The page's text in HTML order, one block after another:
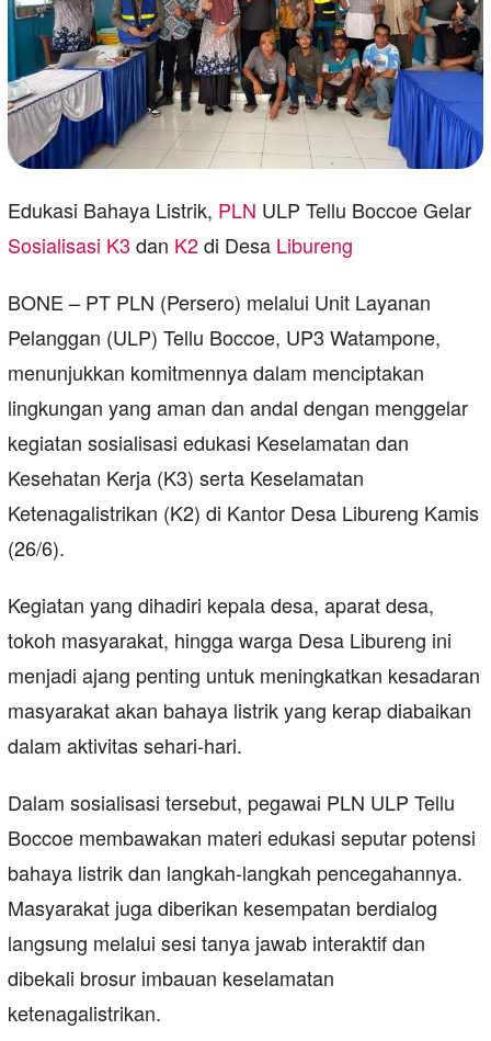
Edukasi Bahaya Listrik, PLN ULP Tellu Boccoe Gelar
Sosialisasi K3 dan K2di Desa Libureng
BONE – PT PLN (Persero) melalui Unit Layanan
Pelanggan (ULP) Tellu Boccoe, UP3 Watampone,
menunjukkan komitmennya dalam menciptakan
lingkungan yang aman dan andal dengan menggelar
kegiatan sosialisasi edukasi Keselamatan dan
Kesehatan Kerja (K3) serta Keselamatan
Ketenagalistrikan (K2) di Kantor Desa Libureng Kamis
(26/6).
Kegiatan yang dihadiri kepala desa, aparat desa,
tokoh masyarakat, hingga warga Desa Libureng ini
menjadi ajang penting untuk meningkatkan kesadaran
masyarakat akan bahaya listrik yang kerap diabaikan
dalam aktivitas sehari-hari.
Dalam sosialisasi tersebut, pegawai PLN ULP Tellu
Boccoe membawakan materi edukasi seputar potensi
bahaya listrik dan langkah-langkah pencegahannya.
Masyarakat juga diberikan kesempatan berdialog
langsung melalui sesi tanya jawab interaktif dan
dibekali brosur imbauan keselamatan
ketenagalistrikan.